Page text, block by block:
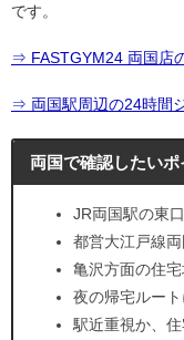
です。
⇒ FASTGYM24 両国店
⇒ 両国駅周辺の24時間
両国で確認したいポ
JR両国駅の東
都営大江戸線
亀沢方面の住
夜の帰宅ルー
駅近重視か、